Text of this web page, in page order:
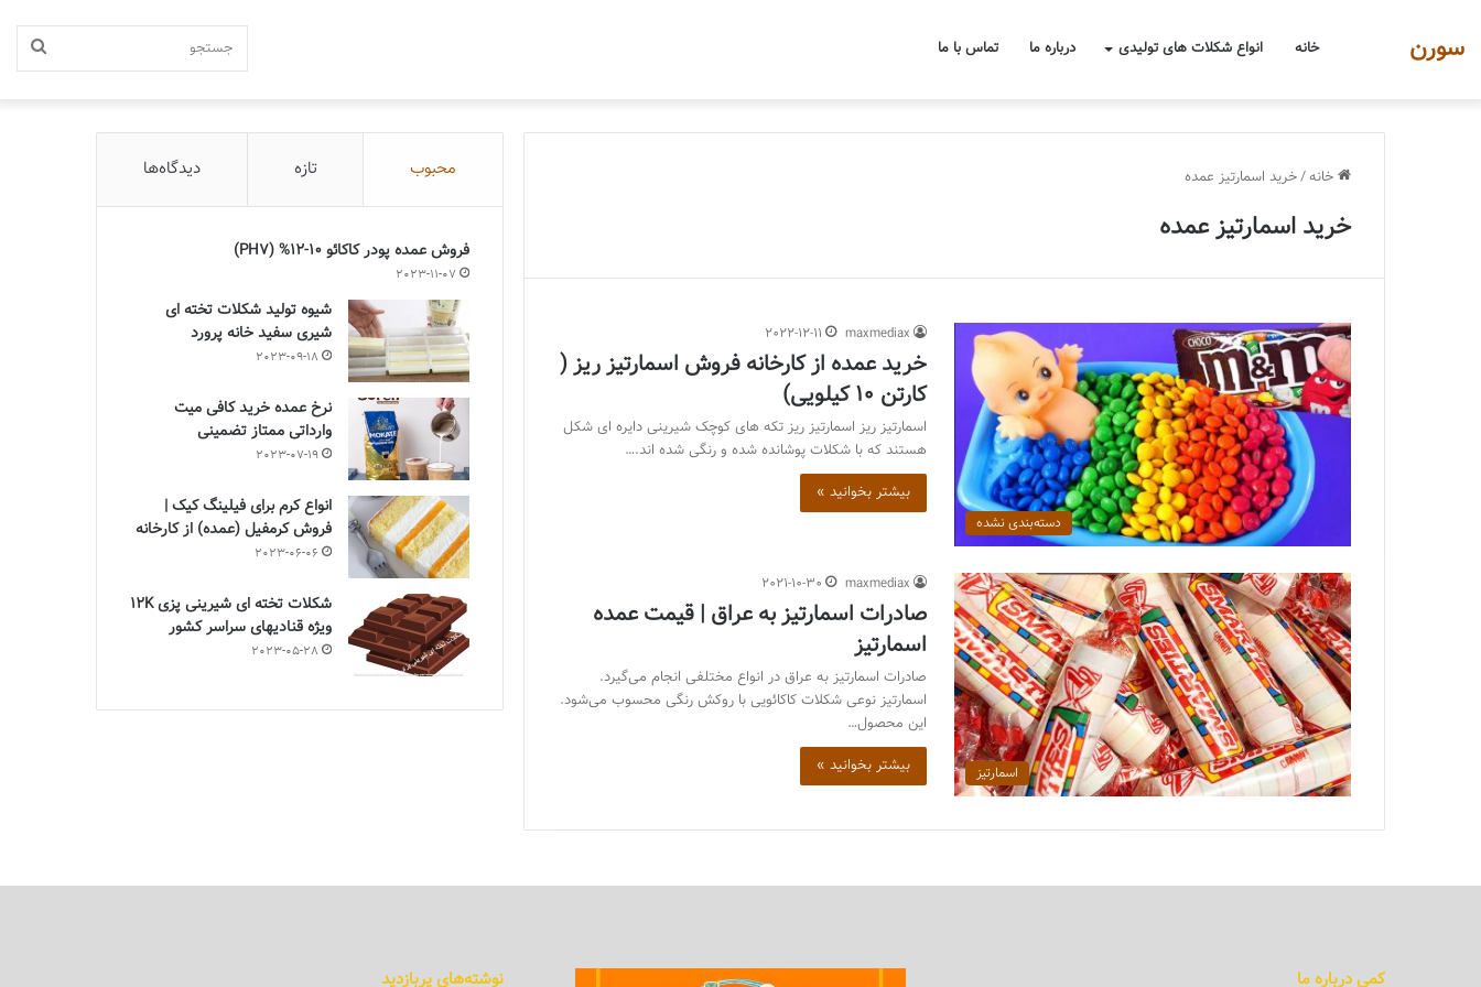
سورن خانه انواع شکلات های تولیدی درباره ما تماس با ما
خانه/خرید اسمارتیز عمده
خرید اسمارتیز عمده
دسته‌بندی نشده
maxmediax
2022-12-11
خرید عمده از کارخانه فروش اسمارتیز ریز (
کارتن 10 کیلویی)
اسمارتیز ریز اسمارتیز ریز تکه های کوچک شیرینی دایره ای شکل
هستند که با شکلات پوشانده شده و رنگی شده اند.…
بیشتر بخوانید »
اسمارتیز
maxmediax
2021-10-30
صادرات اسمارتیز به عراق | قیمت عمده
اسمارتیز
صادرات اسمارتیز به عراق در انواع مختلفی انجام می‌گیرد.
اسمارتیز نوعی شکلات کاکائویی با روکش رنگی محسوب می‌شود.
این محصول…
بیشتر بخوانید »
محبوب تازه دیدگاه‌ها
فروش عمده پودر کاکائو 10-12% (PH7)
2023-11-07
شیوه تولید شکلات تخته ای
شیری سفید خانه پرورد
2023-09-18
نرخ عمده خرید کافی میت
وارداتی ممتاز تضمینی
2023-07-19
انواع کرم برای فیلینگ کیک |
فروش کرمفیل (عمده) از کارخانه
2023-06-06
شکلات تخته ای شیرینی پزی 12K
ویژه قنادیهای سراسر کشور
2023-05-28
کمی درباره ما نوشته‌های پربازدید